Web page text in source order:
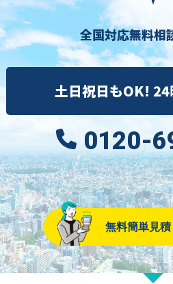
全国対応無料相
土日祝日もOK! 24
0120-
無料簡単見